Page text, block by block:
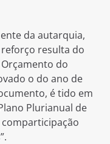
da autarquia,
resulta do
do
o do ano de
é tido em
Plurianual de